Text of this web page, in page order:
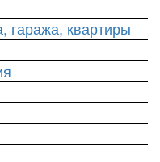
гаража, квартиры